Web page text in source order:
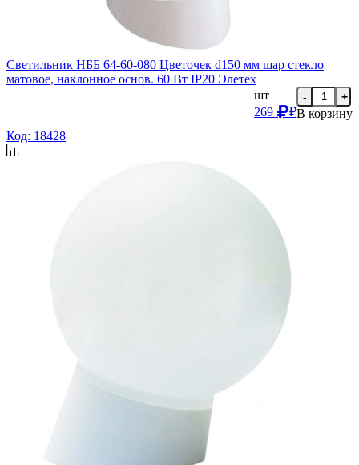
Светильник НББ 64-60-080 Цветочек d150 мм шар стекло
матовое, наклонное основ. 60 Вт IP20 Элетех
шт
269
₽
- +
В корзину
Код: 18428